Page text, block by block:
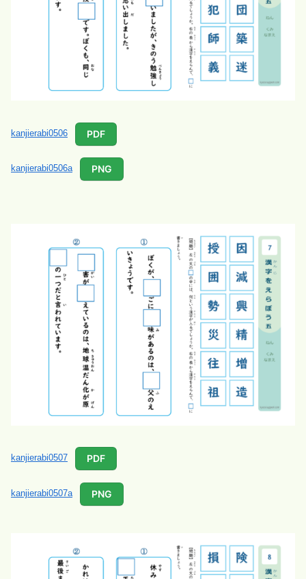
kanjierabi0506 PDF
kanjierabi0506a PNG
kanjierabi0507 PDF
kanjierabi0507a PNG